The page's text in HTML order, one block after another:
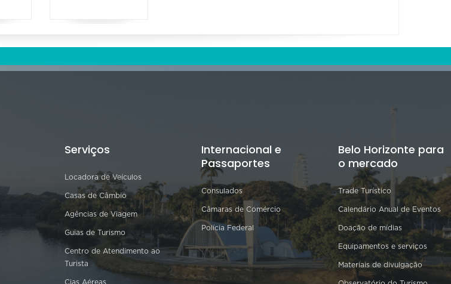
Serviços
Locadora de Veículos
Casas de Câmbio
Agências de Viagem
Guias de Turismo
Centro de Atendimento ao
Turista
Cias Aéreas
Internacional e
Passaportes
Consulados
Câmaras de Comércio
Polícia Federal
Belo Horizonte para
o mercado
Trade Turístico
Calendário Anual de Eventos
Doação de mídias
Equipamentos e serviços
Materiais de divulgação